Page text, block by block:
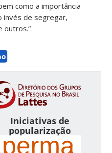
como a importância
invés de segregar,
outros.”
Iniciativas de
popularização